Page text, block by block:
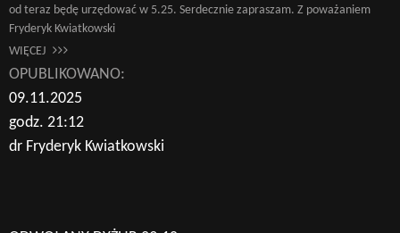
od teraz będę urzędować w 5.25. Serdecznie zapraszam. Z poważaniem
Fryderyk Kwiatkowski
WIĘCEJ
OPUBLIKOWANO:
09.11.2025
godz. 21:12
dr Fryderyk Kwiatkowski